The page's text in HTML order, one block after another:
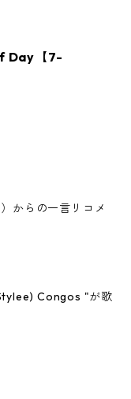
Day【7-
からの一言リコメ
Congos "が歌